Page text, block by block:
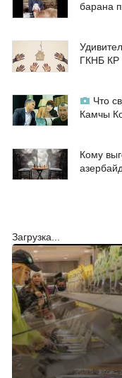
барана
ГКНБ КР
Что
Камчы
Кому
Загрузка...